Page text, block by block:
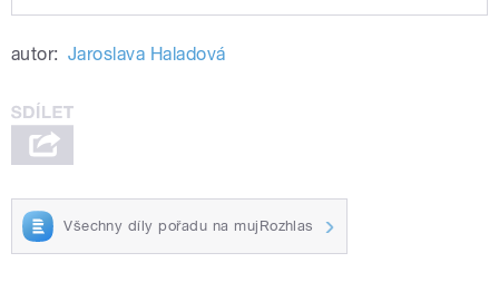
pause
4.
autor: Jaroslava Haladová
Všechny díly pořadu na mujRozhlas